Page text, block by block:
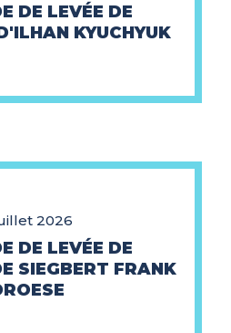
DE LEVÉE DE
KYUCHYUK
2026
DE LEVÉE DE
SIEGBERT FRANK